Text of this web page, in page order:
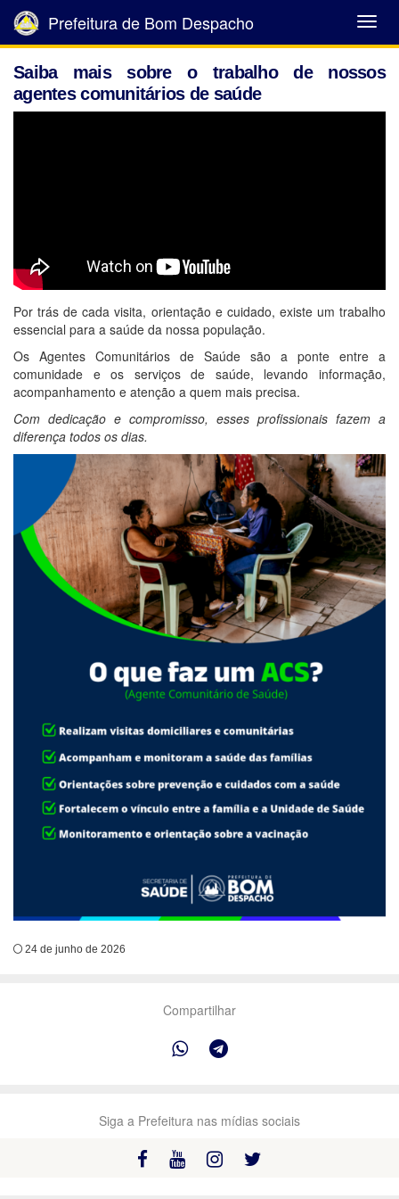
Abrir
Menu
Prefeitura de Bom Despacho
Saiba mais sobre o trabalho de nossos
agentes comunitários de saúde
Por trás de cada visita, orientação e cuidado, existe um trabalho
essencial para a saúde da nossa população.
Os Agentes Comunitários de Saúde são a ponte entre a
comunidade e os serviços de saúde, levando informação,
acompanhamento e atenção a quem mais precisa.
Com dedicação e compromisso, esses profissionais fazem a
diferença todos os dias.
24 de junho de 2026
Compartilhar
Siga a Prefeitura nas mídias sociais